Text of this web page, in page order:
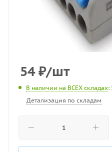
54₽/шт
В наличии на ВСЕХ складах:
Детализация по складам